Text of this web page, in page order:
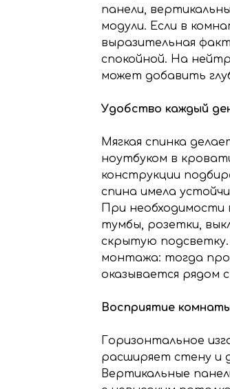
панели,
модули. Если в
выразительная
спокойной. На
может добавить
Удобство каждый
Мягкая спинка
ноутбуком в
конструкции
спина имела
При необходимости
тумбы, розетки,
скрытую
монтажа: тогда
оказывается рядом
Восприятие
Горизонтальное
расширяет стену и
Вертикальные